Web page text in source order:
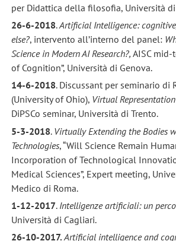
per Didattica della filosofia, Università
26-6-2018.Artificial Intelligence:
else?, intervento all’interno del panel:
Science in Modern AI Research?, AISC mid-
of Cognition”, Università di Genova.
14-6-2018. Discussant per seminario di
(University of Ohio), Virtual
DiPSCo seminar, Università di Trento.
5-3-2018. Virtually Extending the Bodies
Technologies, “Will Science Remain
Incorporation of Technological
Medical Sciences”, Expert meeting,
Medico di Roma.
1-12-2017. Intelligenze artificiali: un
Università di Cagliari.
26-10-2017.Artificial intelligence and